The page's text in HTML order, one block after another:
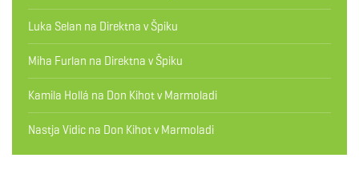
Luka Selan na Direktna v Špiku
Miha Furlan na Direktna v Špiku
Kamila Hollá na Don Kihot v Marmoladi
Nastja Vidic na Don Kihot v Marmoladi